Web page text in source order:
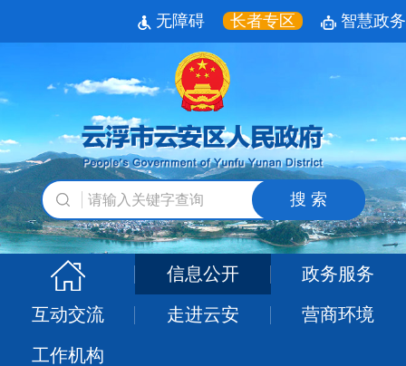
无障碍 长者专区 智慧政务
搜 索
信息公开 政务服务
互动交流 走进云安 营商环境
工作机构